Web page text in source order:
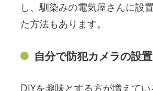
し、馴染みの電気屋さんに設
た方法もあります。
自分で防犯カメラの設
DIYを趣味とする方が増えて